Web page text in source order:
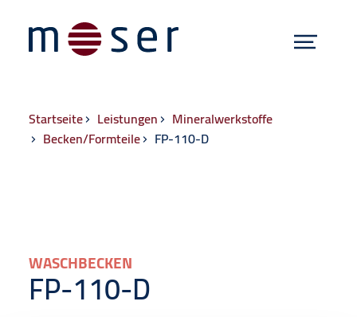
Zum Inhalt springen
Menü
Breadcrumb
Startseite Leistungen
Mineralwerkstoffe
Becken/Formteile
FP-110-D
WASCHBECKEN
FP-110-D